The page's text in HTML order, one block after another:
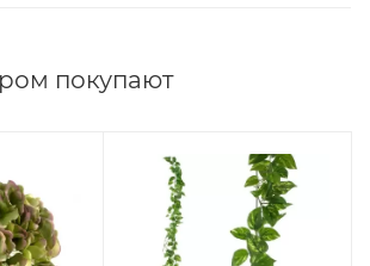
покупают